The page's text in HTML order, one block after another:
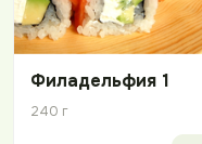
Филадельфия 1
240 г